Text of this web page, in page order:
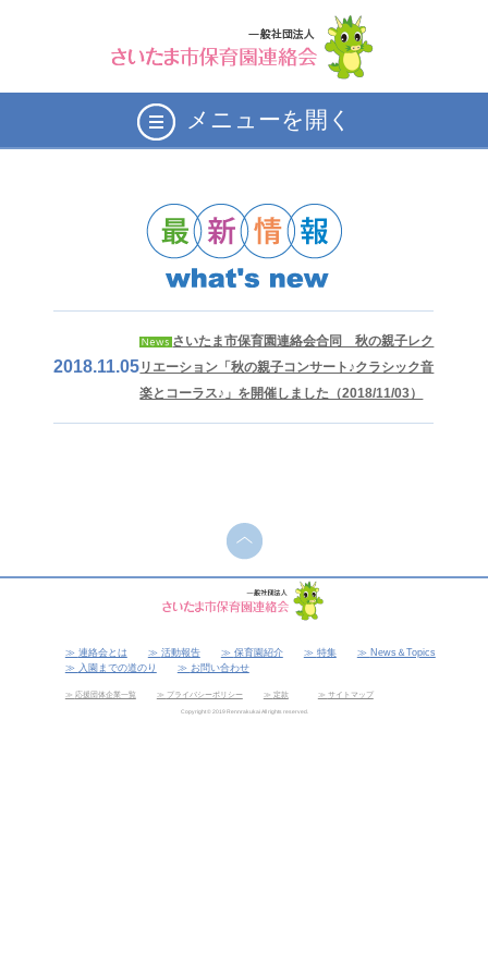
メニューを開く
2018.11.05
さいたま市保育園連絡会合同 秋の親子レク
リエーション「秋の親子コンサート♪クラシック音
楽とコーラス♪」を開催しました（2018/11/03）
連絡会とは 活動報告 保育園紹介 特集
News＆Topics
入園までの道のり
お問い合わせ
応援団体企業一覧 プライバシーポリシー 定款 サイトマップ
Copyright © 2019 Rennrakukai All rights reserved.